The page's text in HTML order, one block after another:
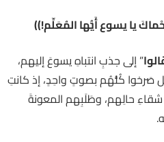
يا يسوع أَيُّها المُعَلِّم!
))
” إلى جذبِ انتباهِ يسوعَ إليهم،
صَرخوا كُلُّهُم بصوتٍ واحِدٍ، إذ كانتِ
حالِهم، وطَلَبِهم المعونةَ